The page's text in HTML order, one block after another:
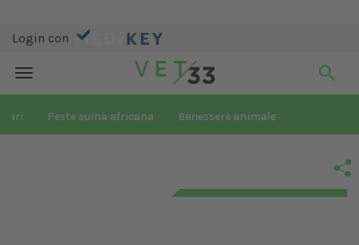
Login con
Toggle
navigation
Peste suina africana Benessere animale